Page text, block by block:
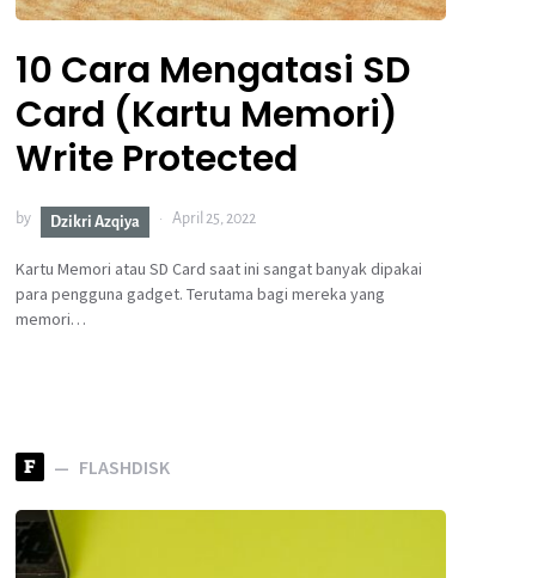
10 Cara Mengatasi SD
Card (Kartu Memori)
Write Protected
by Dzikri Azqiya April 25, 2022
Kartu Memori atau SD Card saat ini sangat banyak dipakai
para pengguna gadget. Terutama bagi mereka yang
memori…
F FLASHDISK